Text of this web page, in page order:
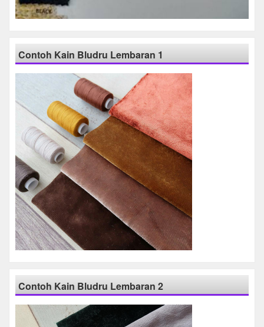
Contoh Kain Bludru Lembaran 1
Contoh Kain Bludru Lembaran 2